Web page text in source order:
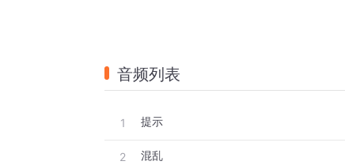
音频列表
1 提示
2 混乱